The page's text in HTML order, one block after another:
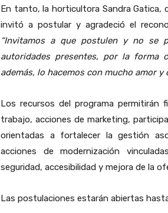
En tanto, la horticultora Sandra Gatica,
invitó a postular y agradeció el
“Invitamos a que postulen y no se
autoridades presentes, por la forma
además, lo hacemos con mucho amor y
Los recursos del programa permitirán
trabajo, acciones de marketing,
orientadas a fortalecer la gestión
acciones de modernización
seguridad, accesibilidad y mejora de la
Las postulaciones estarán abiertas